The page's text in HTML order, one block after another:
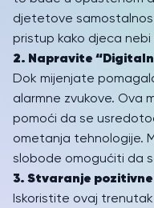
djetetove
pristup kako djeca
2. Napravite
Dok mijenjate
alarmne zvukove. Ova
pomoći da se
ometanja tehnologije.
slobode omogućiti da
3. Stvaranje
Iskoristite ovaj